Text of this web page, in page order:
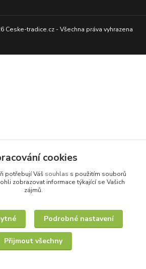
Ceske-tradice.cz - Všechna práva vyhrazena
cookies
potřebují Váš souhlas s použitím souborů
zobrazovat informace týkající se Vašich
zájmů.
Podrobné nastavení
Přijmout všechny